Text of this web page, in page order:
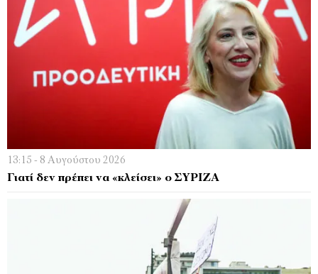
13:15 - 8 Αυγούστου 2026
Γιατί δεν πρέπει να «κλείσει» ο ΣΥΡΙΖΑ